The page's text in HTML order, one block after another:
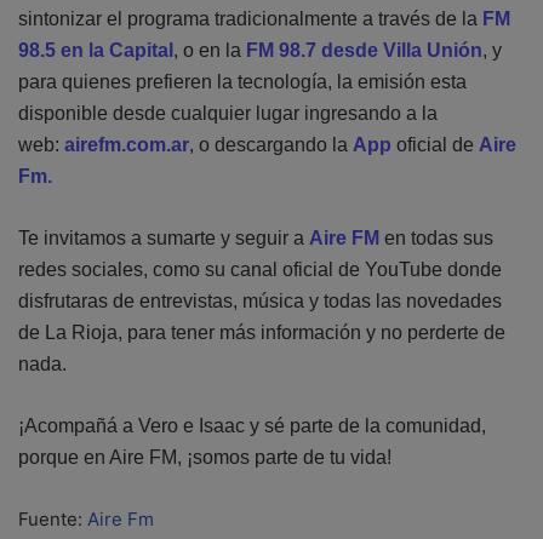
sintonizar el programa tradicionalmente a través de la FM
98.5 en la Capital , o en la FM 98.7 desde Villa Unión, y
para quienes prefieren la tecnología, la emisión esta
disponible desde cualquier lugar ingresando a la
web: airefm.com.ar, o descargando la App oficial de Aire
Fm.
Te invitamos a sumarte y seguir a Aire FM en todas sus
redes sociales, como su canal oficial de YouTube donde
disfrutaras de entrevistas, música y todas las novedades
de La Rioja, para tener más información y no perderte de
nada.
¡Acompañá a Vero e Isaac y sé parte de la comunidad,
porque en Aire FM, ¡somos parte de tu vida!
Fuente: Aire Fm